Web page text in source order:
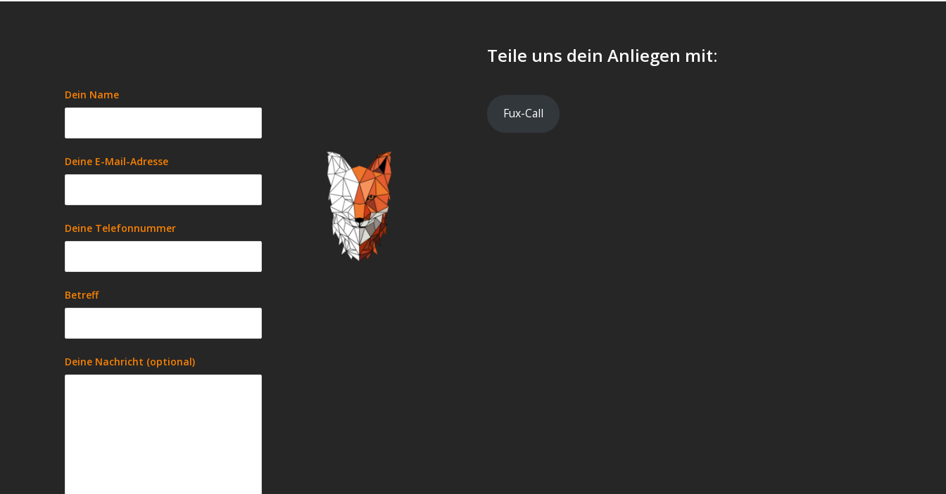
Dein Name
Deine E-Mail-Adresse
Deine Telefonnummer
Betreff
Deine Nachricht (optional)
Teile uns dein Anliegen mit:
Fux-Call